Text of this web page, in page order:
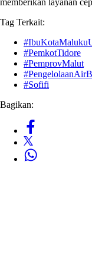
Tag Terkait:
#PemkotTidore
#PemprovMalut
#Sofifi
Bagikan: